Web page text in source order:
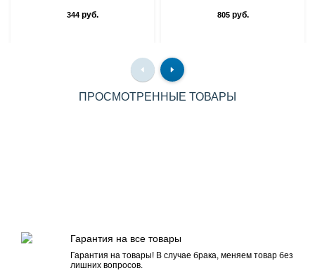
344руб. 805руб.
ПРОСМОТРЕННЫЕ ТОВАРЫ
Гарантия на все товары
Гарантия на товары! В случае брака, меняем товар без
лишних вопросов.